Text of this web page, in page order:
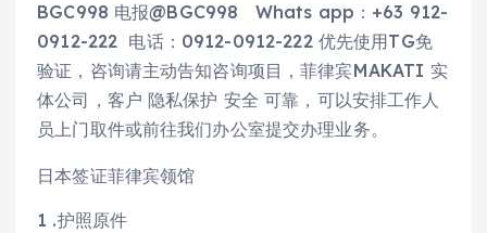
BGC998 电报@BGC998 Whats app：+63 912-
0912-222 电话：0912-0912-222 优先使用TG免
验证，咨询请主动告知咨询项目，菲律宾MAKATI 实
体公司，客户 隐私保护 安全 可靠，可以安排工作人
员上门取件或前往我们办公室提交办理业务。
日本签证菲律宾领馆
1 .护照原件